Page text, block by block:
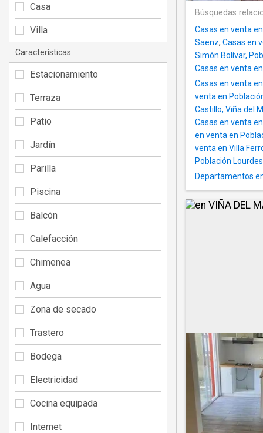
Búsquedas
Casas en venta
Saenz, Casas en
Simón Bolívar,
Casas en venta
Casas en venta
venta en
Castillo, Viña del
Casas en venta
en venta en
venta en Villa
Población Lourdes
Departamentos
Casa
Villa
Características
Estacionamiento
Terraza
Patio
Jardín
Parilla
Piscina
Balcón
Calefacción
Chimenea
Agua
Zona de secado
Trastero
Bodega
Electricidad
Cocina equipada
Internet